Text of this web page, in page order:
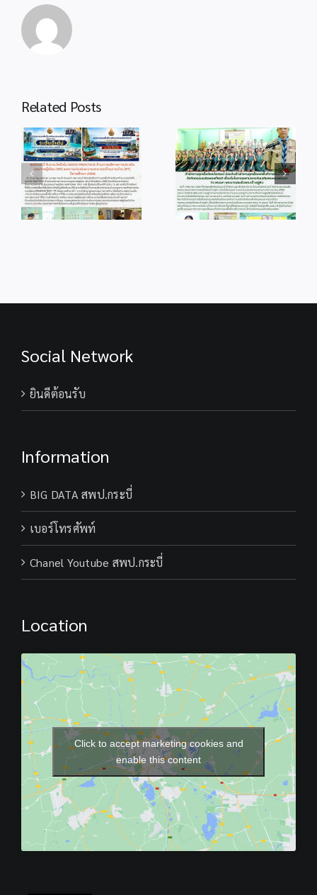
Related Posts
info 4-1 info 28-1
Social Network
ยินดีต้อนรับ
Information
BIG DATA สพป.กระบี่
เบอร์โทรศัพท์
Chanel Youtube สพป.กระบี่
Location
Click to accept marketing cookies and
enable this content